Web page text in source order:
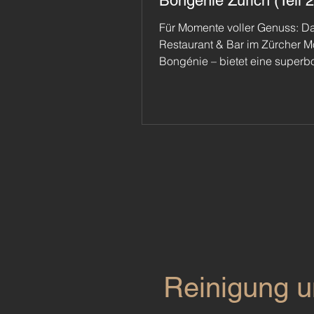
Für Momente voller Genuss:
Restaurant & Bar im Zürcher
Bongénie – bietet eine
TRECCIO Futuro Terra von
Zwischen Luxus-Fashion und
Reinigung